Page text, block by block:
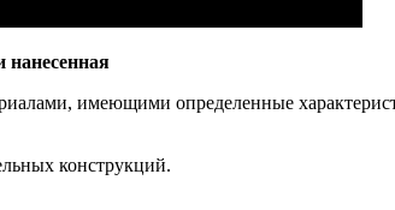
нанесенная
имеющими определенные
конструкций.